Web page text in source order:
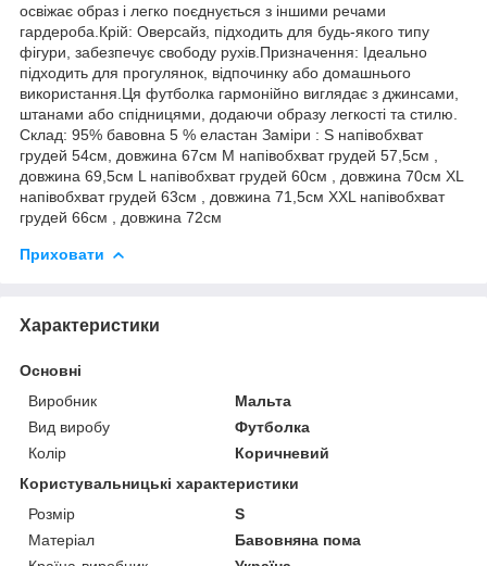
освіжає образ і легко поєднується з іншими речами
гардероба.Крій: Оверсайз, підходить для будь-якого типу
фігури, забезпечує свободу рухів.Призначення: Ідеально
підходить для прогулянок, відпочинку або домашнього
використання.Ця футболка гармонійно виглядає з джинсами,
штанами або спідницями, додаючи образу легкості та стилю.
Склад: 95% бавовна 5 % еластан Заміри : S напівобхват
грудей 54см, довжина 67см M напівобхват грудей 57,5см ,
довжина 69,5см L напівобхват грудей 60см , довжина 70см XL
напівобхват грудей 63см , довжина 71,5см XXL напівобхват
грудей 66см , довжина 72см
Приховати
Характеристики
Основні
Виробник
Мальта
Вид виробу
Футболка
Колір
Коричневий
Користувальницькі характеристики
Розмір
S
Матеріал
Бавовняна пома